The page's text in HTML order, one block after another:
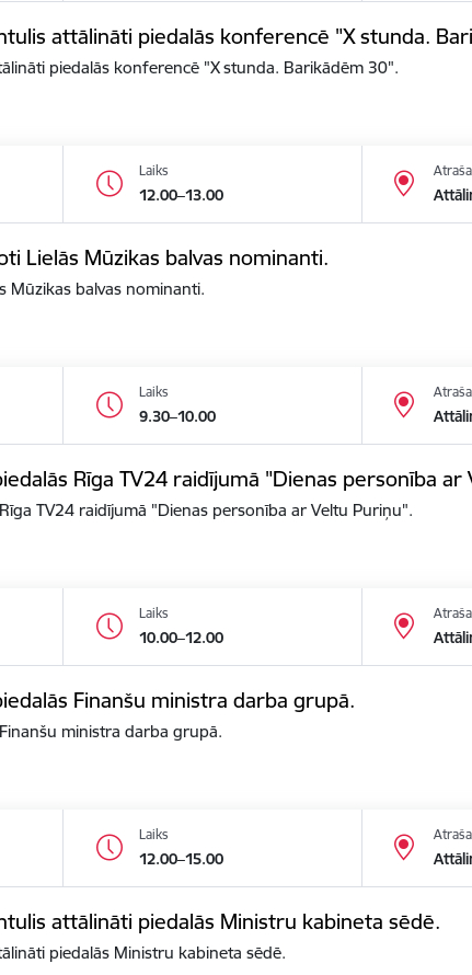
attālināti piedalās konferencē "X stunda.
piedalās konferencē "X stunda. Barikādēm 30".
Laiks
12.00–13.00
Lielās Mūzikas balvas nominanti.
Mūzikas balvas nominanti.
Laiks
9.30–10.00
Rīga TV24 raidījumā "Dienas personība ar
TV24 raidījumā "Dienas personība ar Veltu Puriņu".
Laiks
10.00–12.00
Finanšu ministra darba grupā.
ministra darba grupā.
Laiks
12.00–15.00
attālināti piedalās Ministru kabineta sēdē.
piedalās Ministru kabineta sēdē.